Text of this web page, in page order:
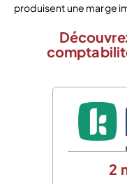
produisent une marge
2